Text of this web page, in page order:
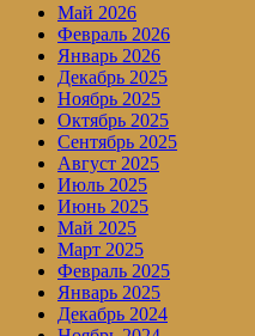
Май 2026
Февраль 2026
Январь 2026
Декабрь 2025
Ноябрь 2025
Октябрь 2025
Сентябрь 2025
Август 2025
Июль 2025
Июнь 2025
Май 2025
Март 2025
Февраль 2025
Январь 2025
Декабрь 2024